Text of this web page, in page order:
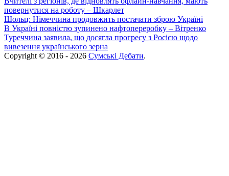
повернутися на роботу – Шкарлет
Шольц: Німеччина продовжить постачати зброю Україні
В Україні повністю зупинено нафтопереробку – Вітренко
Туреччина заявила, що досягла прогресу з Росією щодо
вивезення українського зерна
Copyright © 2016 - 2026 Сумські Дебати.